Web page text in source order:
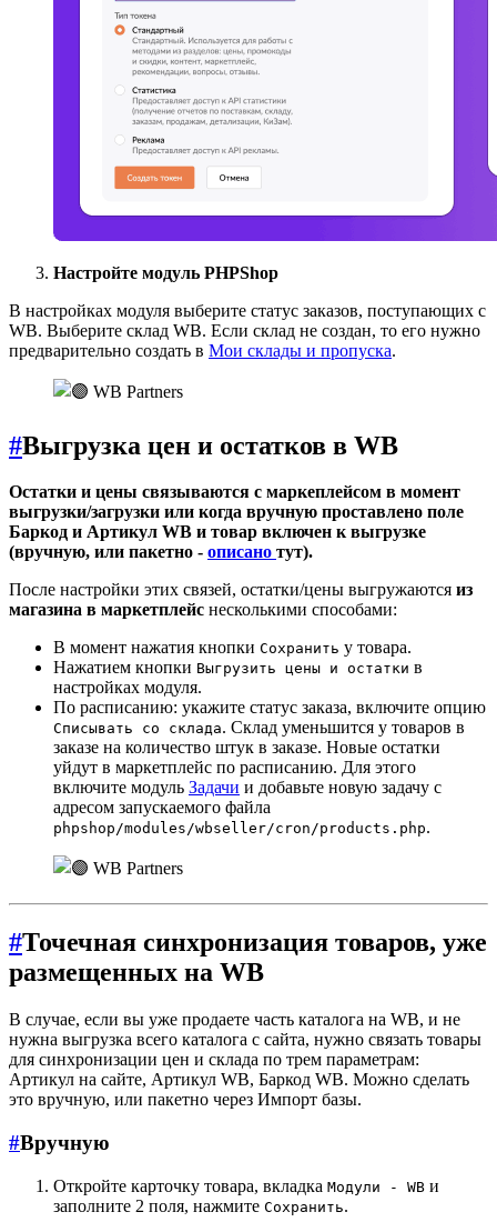
Настройте модуль PHPShop
В настройках модуля выберите статус заказов, поступающих с
WB. Выберите склад WB. Если склад не создан, то его нужно
предварительно создать в Мои склады и пропуска.
#Выгрузка цен и остатков в WB
Остатки и цены связываются с маркеплейсом в момент
выгрузки/загрузки или когда вручную проставлено поле
Баркод и Артикул WB и товар включен к выгрузке
(вручную, или пакетно - описано тут).
После настройки этих связей, остатки/цены выгружаются из
магазина в маркетплейс несколькими способами:
В момент нажатия кнопки Сохранить у товара.
Нажатием кнопки Выгрузить цены и остатки в
настройках модуля.
По расписанию: укажите статус заказа, включите опцию
Списывать со склада. Склад уменьшится у товаров в
заказе на количество штук в заказе. Новые остатки
уйдут в маркетплейс по расписанию. Для этого
включите модуль Задачи и добавьте новую задачу с
адресом запускаемого файла
phpshop/modules/wbseller/cron/products.php.
#Точечная синхронизация товаров, уже
размещенных на WB
В случае, если вы уже продаете часть каталога на WB, и не
нужна выгрузка всего каталога с сайта, нужно связать товары
для синхронизации цен и склада по трем параметрам:
Артикул на сайте, Артикул WB, Баркод WB. Можно сделать
это вручную, или пакетно через Импорт базы.
#Вручную
Откройте карточку товара, вкладка Модули - WB и
заполните 2 поля, нажмите Сохранить.